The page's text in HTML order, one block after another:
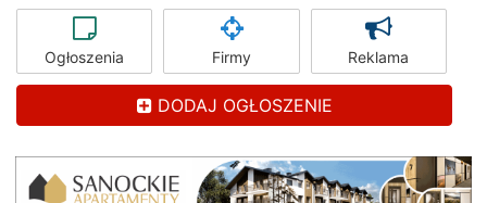
Ogłoszenia Firmy Reklama
DODAJ OGŁOSZENIE